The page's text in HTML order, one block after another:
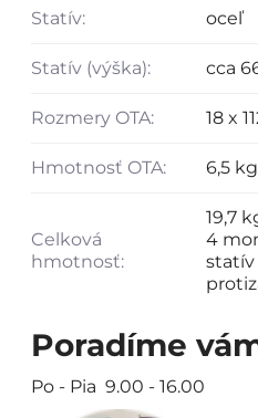
Statív: oceľ
Statív (výška): cca
Rozmery OTA: 18 x
Hmotnosť OTA: 6,5 kg
Celková
hmotnosť:
19,7
4
statív
Poradíme
Po - Pia 9.00 - 16.00